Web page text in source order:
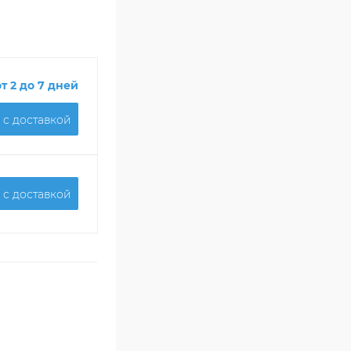
2 до 7 дней
доставкой
доставкой